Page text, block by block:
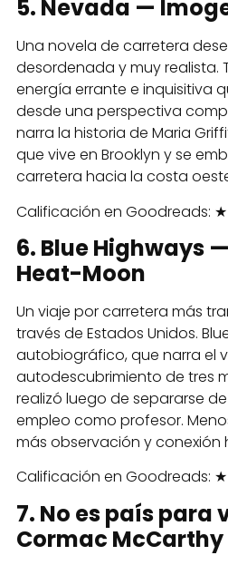
5. Nevada —
Una novela de carretera
desordenada y muy realista.
energía errante e inquisitiva
desde una perspectiva
narra la historia de Maria
que vive en Brooklyn y se
carretera hacia la costa
Calificación en Goodreads:
6. Blue Highways
Heat-Moon
Un viaje por carretera más
través de Estados Unidos.
autobiográfico, que narra el
autodescubrimiento de tres
realizó luego de separarse
empleo como profesor.
más observación y conexión
Calificación en Goodreads:
7. No es país para
Cormac McCarthy